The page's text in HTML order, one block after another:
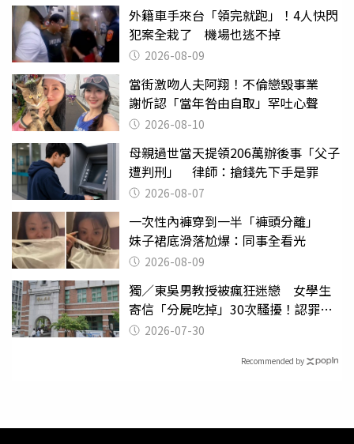
外籍車手來台「領完就跑」！4人快閃
犯案全栽了 機場也逃不掉
2026-08-09
當街激吻人夫阿翔！不倫戀毀事業
謝忻認「當年咎由自取」罕吐心聲
2026-08-10
母親過世當天提領206萬辦後事「父子
遭判刑」 律師：搶錢先下手是罪
2026-08-07
一次性內褲穿到一半「褲頭分離」
妹子裙底滑落尬爆：同事全看光
2026-08-09
獨／東吳男教授被瘋狂迷戀 女學生
寄信「分屍吃掉」30次騷擾！認罪免
關 2026-07-30
Recommended by